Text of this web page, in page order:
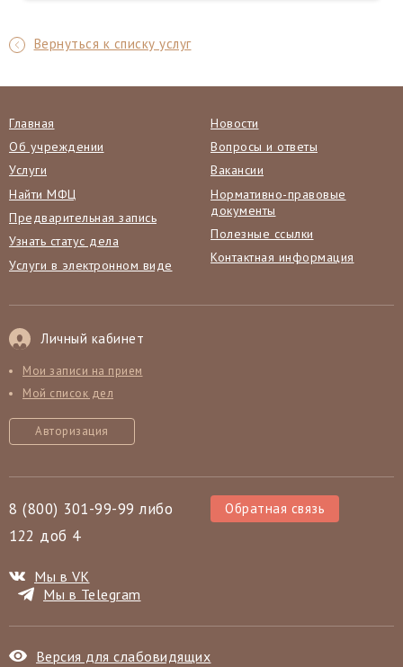
Вернуться к списку услуг
Главная
Об учреждении
Услуги
Найти МФЦ
Предварительная запись
Узнать статус дела
Услуги в электронном виде
Новости
Вопросы и ответы
Вакансии
Нормативно-правовые
документы
Полезные ссылки
Контактная информация
Личный кабинет
Мои записи на прием
Мой список дел
Авторизация
8 (800) 301-99-99 либо
122 доб 4
Обратная связь
Мы в VK
Мы в Telegram
Версия для слабовидящих